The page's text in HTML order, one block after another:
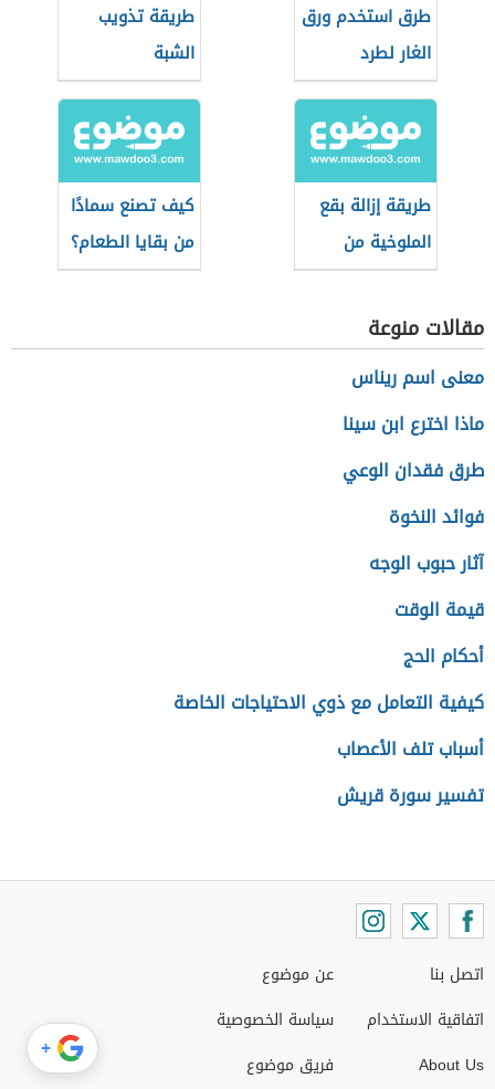
طرق استخدم ورق
الغار لطرد
الحشرات
طريقة تذويب
الشبة
طريقة إزالة بقع
الملوخية من
الملابس
كيف تصنع سمادًا
من بقايا الطعام؟
مقالات منوعة
معنى اسم ريناس
ماذا اخترع ابن سينا
طرق فقدان الوعي
فوائد النخوة
آثار حبوب الوجه
قيمة الوقت
أحكام الحج
كيفية التعامل مع ذوي الاحتياجات الخاصة
أسباب تلف الأعصاب
تفسير سورة قريش
اتصل بنا
اتفاقية الاستخدام
About Us
عن موضوع
سياسة الخصوصية
فريق موضوع
+